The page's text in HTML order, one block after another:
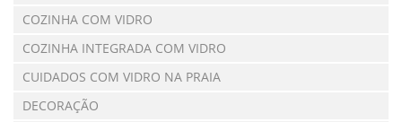
COZINHA COM VIDRO
COZINHA INTEGRADA COM VIDRO
CUIDADOS COM VIDRO NA PRAIA
DECORAÇÃO